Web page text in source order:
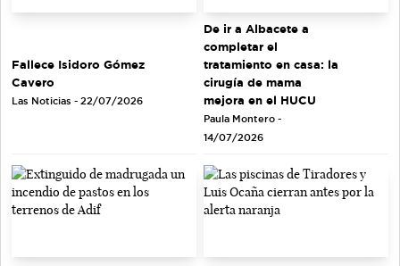
Fallece Isidoro Gómez
Cavero
Las Noticias - 22/07/2026
De ir a Albacete a
completar el
tratamiento en casa: la
cirugía de mama
mejora en el HUCU
Paula Montero -
14/07/2026